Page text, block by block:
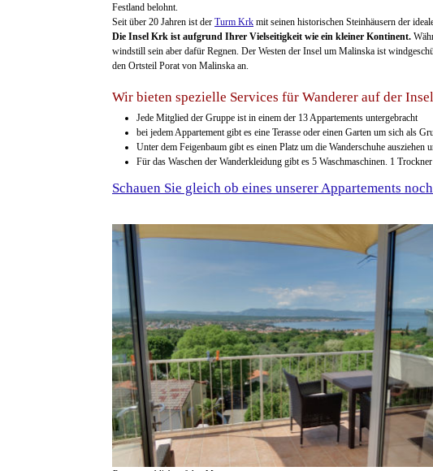
Festland belohnt.
Seit über 20 Jahren ist der Turm Krk mit seinen historischen Steinhäusern der
Die Insel Krk ist aufgrund Ihrer Vielseitigkeit wie ein kleiner Kontinent.
windstill sein aber dafür Regnen. Der Westen der Insel um Malinska ist
den Ortsteil Porat von Malinska an.
Wir bieten spezielle Services für Wanderer auf der
Jede Mitglied der Gruppe ist in einem der 13 Appartements untergebracht
bei jedem Appartement gibt es eine Terasse oder einen Garten um sich als
Unter dem Feigenbaum gibt es einen Platz um die Wanderschuhe ausziehen
Für das Waschen der Wanderkleidung gibt es 5 Waschmaschinen. 1
Schauen Sie gleich ob eines unserer Appartements